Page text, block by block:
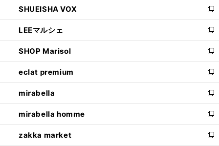
で
開
く
ド
ウ
で
開
く
ィ
ン
ド
ウ
で
開
く
い
ウ
ィ
ン
ド
ウ
で
開
く
SHUEISHA VOX
新
し
い
ウ
ィ
ン
ド
ウ
で
開
く
LEEマルシェ
新
し
い
ウ
ィ
ン
ド
ウ
で
開
く
SHOP Marisol
新
し
い
ウ
ィ
ン
ド
ウ
で
eclat premium
新
し
い
ウ
ィ
ン
ド
mirabella
新
し
い
ウ
ィ
mirabella homme
新
し
い
zakka market
新